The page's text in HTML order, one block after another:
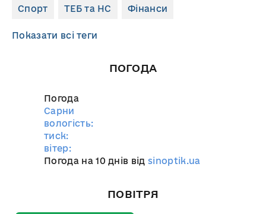
Спорт ТЕБ та НС Фінанси
Показати всі теги
ПОГОДА
Погода
Сарни
вологість:
тиск:
вітер:
Погода на 10 днів відsinoptik.ua
ПОВІТРЯ